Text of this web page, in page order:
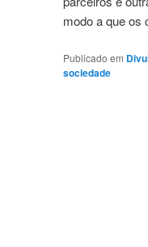
modo a que os
Publicado em
sociedade